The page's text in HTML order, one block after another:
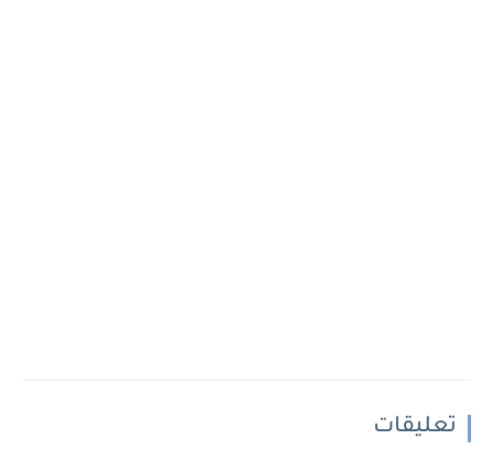
تعليقات